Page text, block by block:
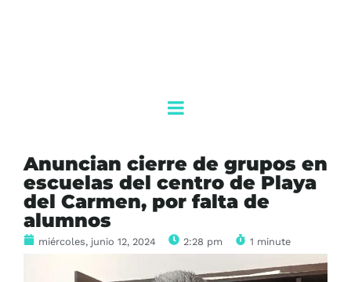
Anuncian cierre de grupos en
escuelas del centro de Playa
del Carmen, por falta de
alumnos
miércoles, junio 12, 2024 2:28 pm 1 minute